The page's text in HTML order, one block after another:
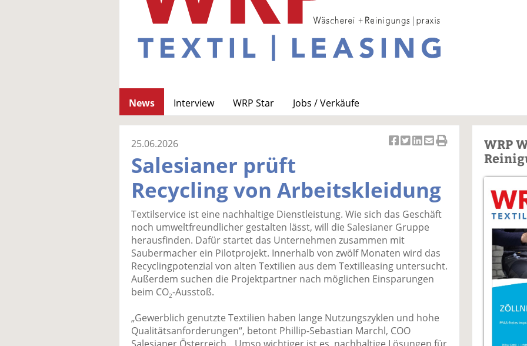
News Interview WRP Star
Jobs / Verkäufe
el
uf
F
ac
e
b
o
te
il
k
el
wi
tt
er
n
el
uf
Li
k
e
di
il
el
p
er
E
ai
l
v
n
el
D
ru
n
25.06.2026
Salesianer prüft
Recycling von Arbeitskleidung
Textilservice ist eine nachhaltige Dienstleistung. Wie sich das Geschäft
noch umweltfreundlicher gestalten lässt, will die Salesianer Gruppe
herausfinden. Dafür startet das Unternehmen zusammen mit
Saubermacher ein Pilotprojekt. Innerhalb von zwölf Monaten wird das
Recyclingpotenzial von alten Textilien aus dem Textilleasing untersucht.
Außerdem suchen die Projektpartner nach möglichen Einsparungen
beim CO2-Ausstoß.
„Gewerblich genutzte Textilien haben lange Nutzungszyklen und hohe
Qualitätsanforderungen“, betont Phillip-Sebastian Marchl, COO
WRP